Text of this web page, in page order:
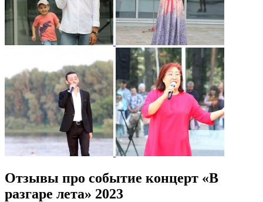
Отзывы про событие концерт «В
разгаре лета» 2023